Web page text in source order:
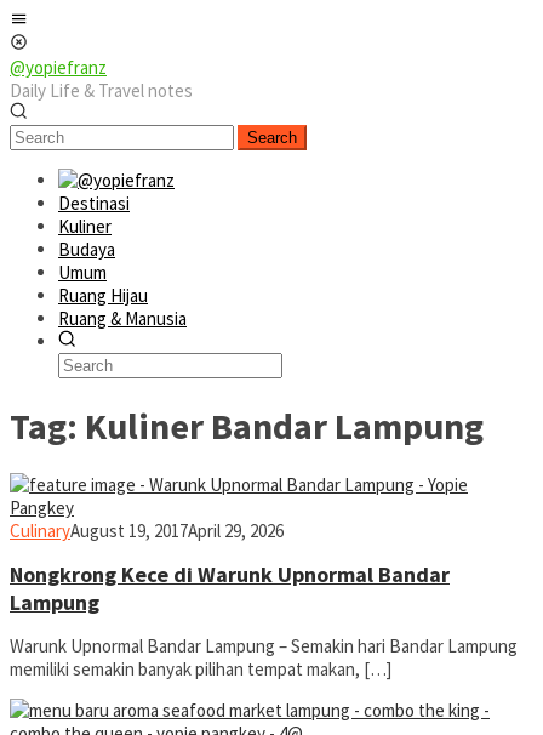
Skip
to
content
@yopiefranz
Daily Life & Travel notes
Search
Destinasi
Kuliner
Budaya
Umum
Ruang Hijau
Ruang & Manusia
Tag: Kuliner Bandar Lampung
Culinaryyopiefranz
August 19, 2017April 29, 2026
Nongkrong Kece di Warunk Upnormal Bandar
Lampung
Warunk Upnormal Bandar Lampung – Semakin hari Bandar Lampung
memiliki semakin banyak pilihan tempat makan, […]